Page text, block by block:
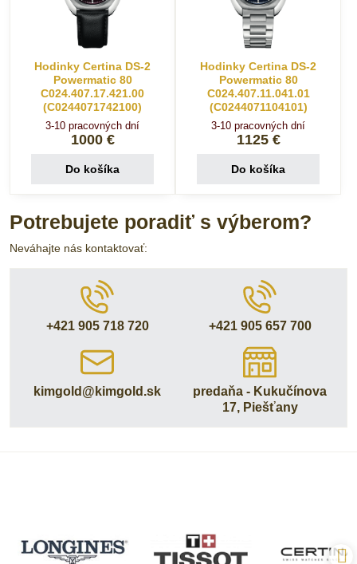
Hodinky Certina DS-2
Powermatic 80
C024.407.17.421.00
(C0244071742100)
3-10 pracovných dní
1000 €
Do košíka
Hodinky Certina DS-2
Powermatic 80
C024.407.11.041.01
(C0244071104101)
3-10 pracovných dní
1125 €
Do košíka
Potrebujete poradiť s výberom?
Neváhajte nás kontaktovať:
+421 905 718 720 +421 905 657 700
kimgold​@kimgold​.sk
predaňa - Kukučínova
17, Piešťany